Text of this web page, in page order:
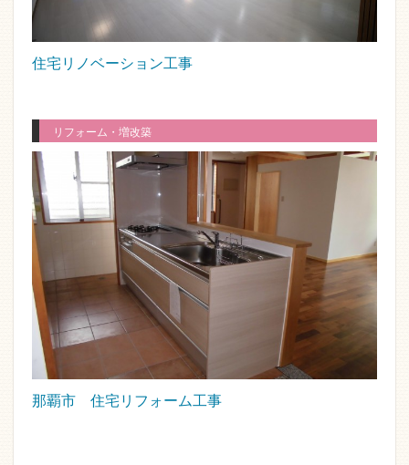
住宅リノベーション工事
リフォーム・増改築
那覇市 住宅リフォーム工事